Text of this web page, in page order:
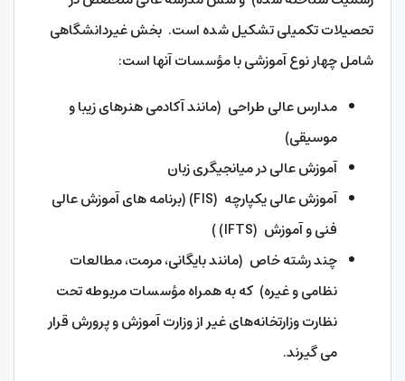
تحصیلات تکمیلی تشکیل شده است. بخش غیردانشگاهی
شامل چهار نوع آموزشی با مؤسسات آنها است:
مدارس عالی طراحی (مانند آکادمی هنرهای زیبا و
موسیقی)
آموزش عالی در میانجیگری زبان
آموزش عالی یکپارچه (FIS) (برنامه های آموزش عالی
فنی و آموزش (IFTS) )
چند رشته خاص (مانند بایگانی، مرمت، مطالعات
نظامی و غیره) که به همراه مؤسسات مربوطه تحت
نظارت وزارتخانه‌های غیر از وزارت آموزش و پرورش قرار
می گیرند.